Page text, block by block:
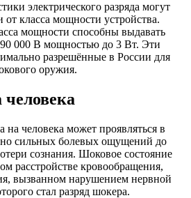
электрического разряда могут
от класса мощности устройства.
мощности способны выдавать
000 В мощностью до 3 Вт. Эти
разрешённые в России для
оружия.
человека
на человека может проявляться в
сильных болевых ощущений до
сознания. Шоковое состояние
расстройстве кровообращения,
вызванном нарушением нервной
стал разряд шокера.